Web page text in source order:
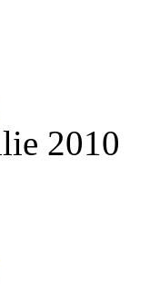
2010